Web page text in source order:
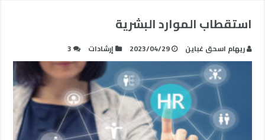
استقطاب الموارد البشرية
ريهام اسحق غباين 2023/04/29 إرشادات 3